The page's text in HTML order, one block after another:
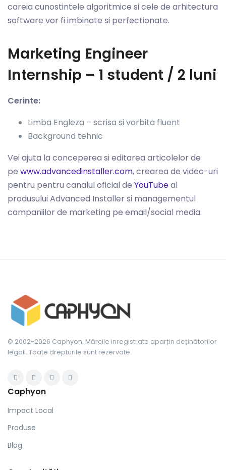
careia cunostintele algoritmice si cele de arhitectura
software vor fi imbinate si perfectionate.
Marketing Engineer
Internship – 1 student / 2 luni
Cerinte:
Limba Engleza – scrisa si vorbita fluent
Background tehnic
Vei ajuta la conceperea si editarea articolelor de
pe www.advancedinstaller.com, crearea de video-uri
pentru pentru canalul oficial de YouTubeal
produsului Advanced Installer si managementul
campaniilor de marketing pe email/social media.
© 2002-2026 Caphyon. Mărcile inregistrate aparțin deținătorilor
legali. Toate drepturile sunt rezervate.
Caphyon
Impact Local
Produse
Blog